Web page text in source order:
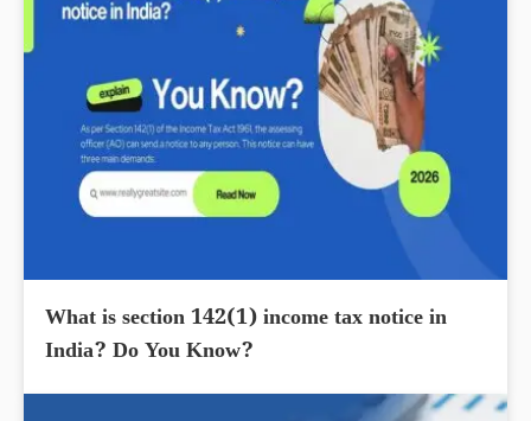
What is section 142(1) income tax notice in
India? Do You Know?